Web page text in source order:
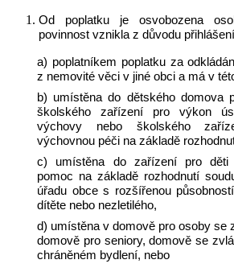
Od poplatku je osvobozena
povinnost vznikla z důvodu
a) poplatníkem poplatku za
z nemovité věci v jiné obci a má v
b) umístěna do dětského domova
školského zařízení pro výkon
výchovy nebo školského
výchovnou péči na základě
c) umístěna do zařízení pro děti
pomoc na základě rozhodnutí
úřadu obce s rozšířenou
dítěte nebo nezletilého,
d) umístěna v domově pro osoby se
domově pro seniory, domově se
chráněném bydlení, nebo